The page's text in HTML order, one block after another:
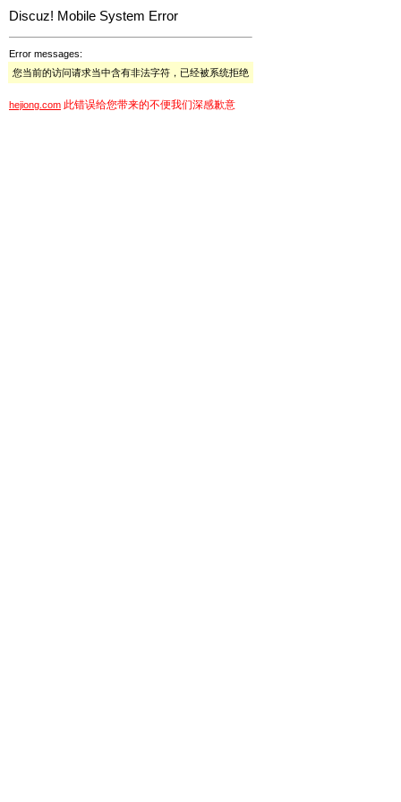
Discuz! Mobile System Error
Error messages:
您当前的访问请求当中含有非法字符，已经被系统拒绝
hejiong.com 此错误给您带来的不便我们深感歉意